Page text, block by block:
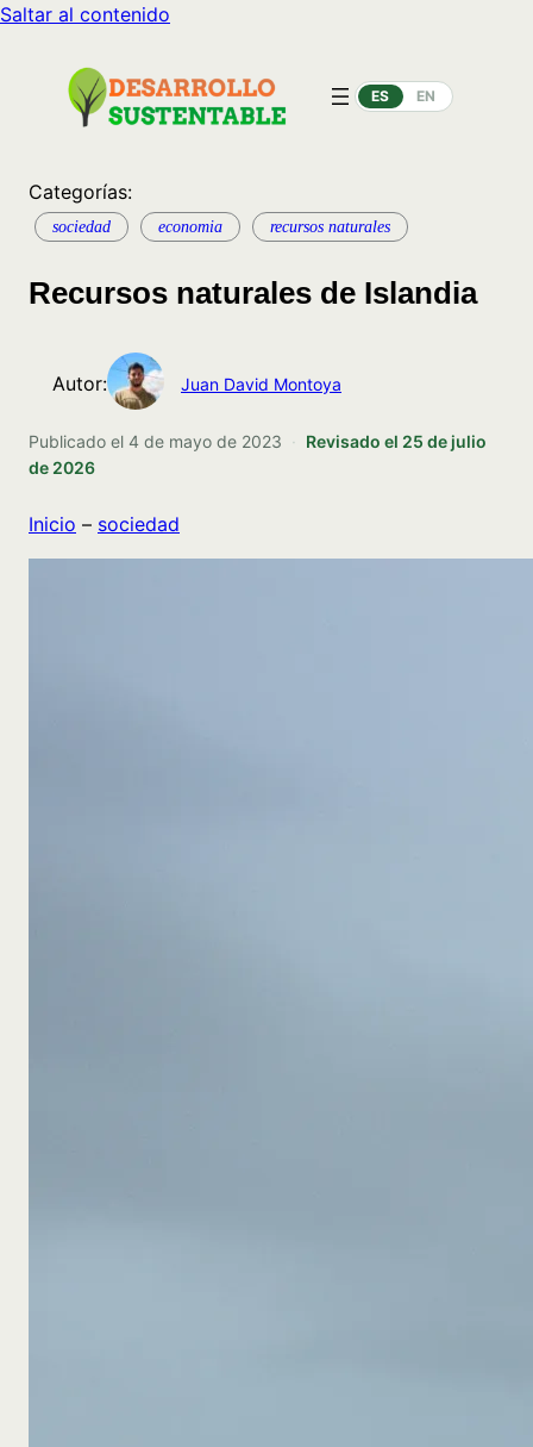
Saltar al contenido
ES EN
Categorías:
sociedad economia recursos naturales
Recursos naturales de Islandia
Autor: Juan David Montoya
Publicado el 4 de mayo de 2023 · Revisado el 25 de julio
de 2026
Inicio – sociedad